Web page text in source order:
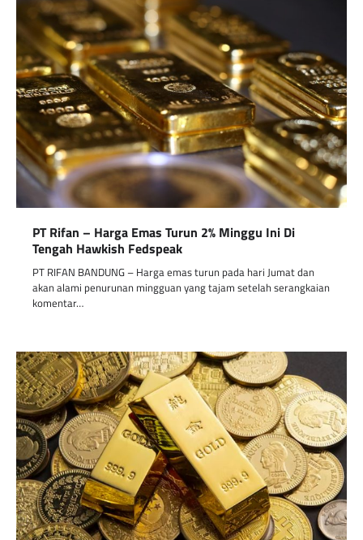
PT Rifan – Harga Emas Turun 2% Minggu Ini Di
Tengah Hawkish Fedspeak
PT RIFAN BANDUNG – Harga emas turun pada hari Jumat dan
akan alami penurunan mingguan yang tajam setelah serangkaian
komentar…